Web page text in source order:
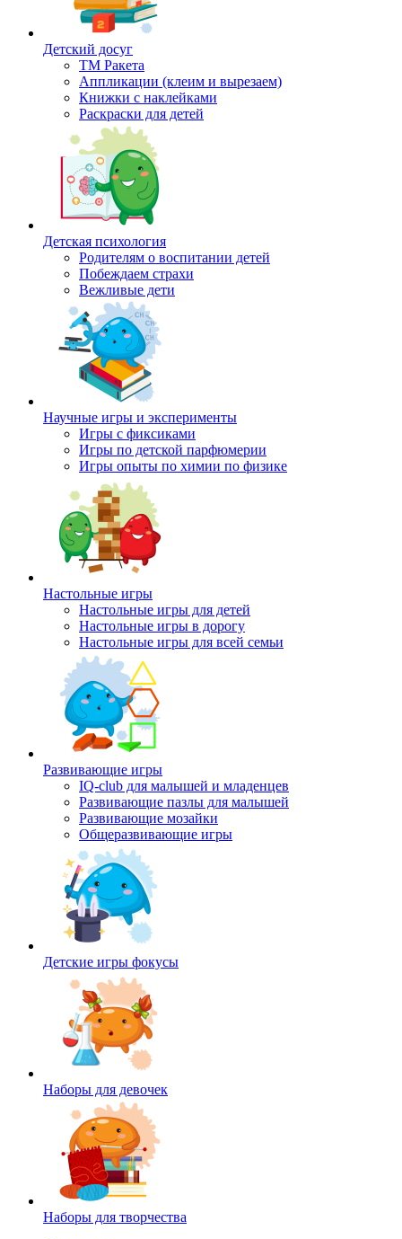
Детский досуг
ТМ Ракета
Аппликации (клеим и вырезаем)
Книжки с наклейками
Раскраски для детей
Детская психология
Родителям о воспитании детей
Побеждаем страхи
Вежливые дети
Научные игры и эксперименты
Игры с фиксиками
Игры по детской парфюмерии
Игры опыты по химии по физике
Настольные игры
Настольные игры для детей
Настольные игры в дорогу
Настольные игры для всей семьи
Развивающие игры
IQ-club для малышей и младенцев
Развивающие пазлы для малышей
Развивающие мозайки
Общеразвивающие игры
Детские игры фокусы
Наборы для девочек
Наборы для творчества